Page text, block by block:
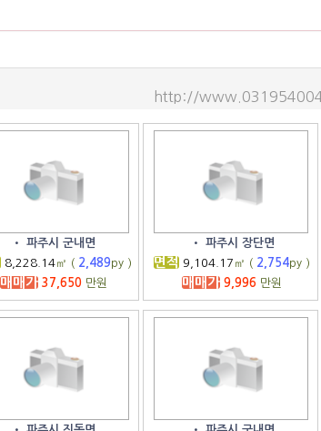
http://
• 파주시 군내면
8,228.14㎡ ( 2,489py )
매매가 37,650만원
• 파주시 장단면
면적 9,104.17 ㎡ ( 2,754py )
매매가 9,996 만원